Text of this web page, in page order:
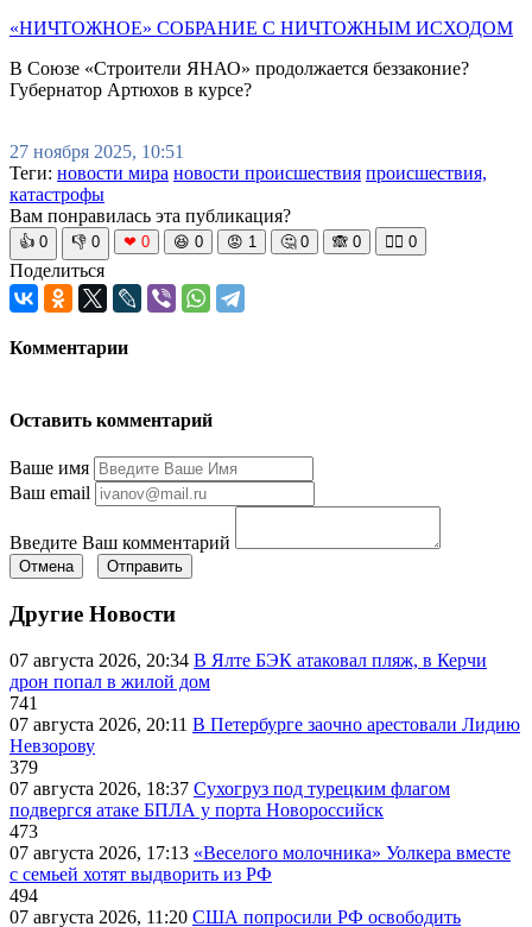
«НИЧТОЖНОЕ» СОБРАНИЕ С НИЧТОЖНЫМ ИСХОДОМ
В Союзе «Строители ЯНАО» продолжается беззаконие?
Губернатор Артюхов в курсе?
27 ноября 2025, 10:51
Теги: новости мира новости происшествия происшествия,
катастрофы
Вам понравилась эта публикация?
👍 0 👎 0 ❤ 0 😆 0 😡 1 🤔 0 🙈 0 🧘‍♀️ 0
Поделиться
Комментарии
Оставить комментарий
Ваше имя
Ваш email
Введите Ваш комментарий
Отмена Отправить
Другие Новости
07 августа 2026, 20:34 В Ялте БЭК атаковал пляж, в Керчи
дрон попал в жилой дом
741
07 августа 2026, 20:11 В Петербурге заочно арестовали Лидию
Невзорову
379
07 августа 2026, 18:37 Сухогруз под турецким флагом
подвергся атаке БПЛА у порта Новороссийск
473
07 августа 2026, 17:13 «Веселого молочника» Уолкера вместе
с семьей хотят выдворить из РФ
494
07 августа 2026, 11:20 США попросили РФ освободить